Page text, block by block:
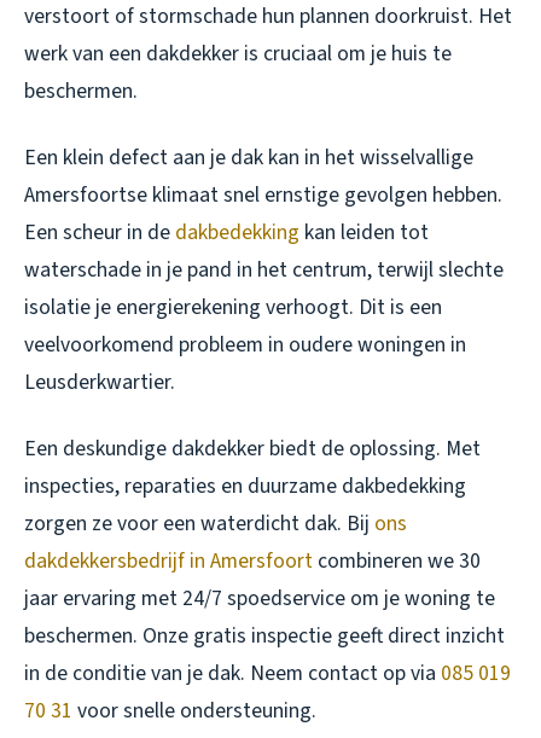
verstoort of stormschade hun plannen doorkruist. Het
werk van een dakdekker is cruciaal om je huis te
beschermen.
Een klein defect aan je dak kan in het wisselvallige
Amersfoortse klimaat snel ernstige gevolgen hebben.
Een scheur in de dakbedekking kan leiden tot
waterschade in je pand in het centrum, terwijl slechte
isolatie je energierekening verhoogt. Dit is een
veelvoorkomend probleem in oudere woningen in
Leusderkwartier.
Een deskundige dakdekker biedt de oplossing. Met
inspecties, reparaties en duurzame dakbedekking
zorgen ze voor een waterdicht dak. Bij ons
dakdekkersbedrijf in Amersfoort combineren we 30
jaar ervaring met 24/7 spoedservice om je woning te
beschermen. Onze gratis inspectie geeft direct inzicht
in de conditie van je dak. Neem contact op via 085 019
70 31 voor snelle ondersteuning.